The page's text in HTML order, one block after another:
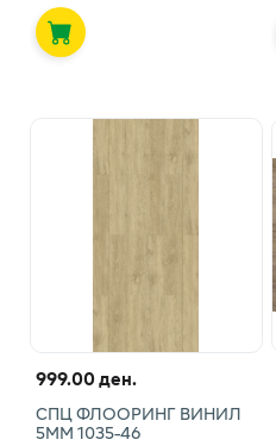
999.00 ден.
СПЦ ФЛООРИНГ ВИНИЛ
5ММ 1035-46